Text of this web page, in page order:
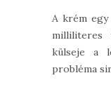
A krém egy
milliliteres
külseje a
probléma